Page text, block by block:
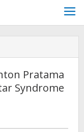
Pratama
Syndrome